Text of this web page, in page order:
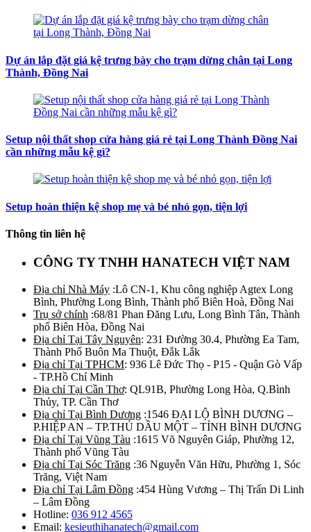
Dự án lắp đặt giá kệ trưng bày cho trạm dừng chân tại Long
Thành, Đồng Nai
Setup nội thất shop cửa hàng giá rẻ tại Long Thành Đồng Nai
cần những mẫu kệ gì?
Setup hoàn thiện kệ shop mẹ và bé nhỏ gọn, tiện lợi
Thông tin liên hệ
CÔNG TY TNHH HANATECH VIỆT NAM
Địa chỉ Nhà Máy :Lô CN-1, Khu công nghiệp Agtex Long
Bình, Phường Long Bình, Thành phố Biên Hoà, Đồng Nai
Trụ sở chính :68/81 Phan Đăng Lưu, Long Bình Tân, Thành
phố Biên Hòa, Đồng Nai
Địa chỉ Tại Tây Nguyên: 231 Đường 30.4, Phường Ea Tam,
Thành Phố Buôn Ma Thuột, Đắk Lắk
Địa chỉ Tại TPHCM: 936 Lê Đức Thọ - P15 - Quận Gò Vấp
- TP.Hồ Chí Minh
Địa chỉ Tại Cần Thơ: QL91B, Phường Long Hòa, Q.Bình
Thủy, TP. Cần Thơ
Địa chỉ Tại Bình Dương :1546 ĐẠI LỘ BÌNH DƯƠNG –
P.HIỆP AN – TP.THỦ DẦU MỘT – TỈNH BÌNH DƯƠNG
Địa chỉ Tại Vũng Tàu :1615 Võ Nguyên Giáp, Phường 12,
Thành phố Vũng Tàu
Địa chỉ Tại Sóc Trăng :36 Nguyễn Văn Hữu, Phường 1, Sóc
Trăng, Việt Nam
Địa chỉ Tại Lâm Đồng :454 Hùng Vương – Thị Trấn Di Linh
– Lâm Đồng
Hotline: 036 912 4565
Email: kesieuthihanatech@gmail.com